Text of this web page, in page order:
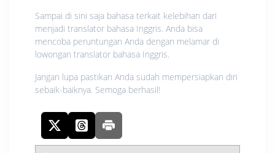
Sampai di sini saja bahasa terkait kelebihan dari
menjadi translator bahasa Inggris. Anda bisa
mencoba peruntungan Anda dengan melamar di
lowongan translator bahasa Inggris.
Jangan lupa pastikan Anda sudah mempersiapkan diri
sebaik-baiknya. Semoga berhasil!